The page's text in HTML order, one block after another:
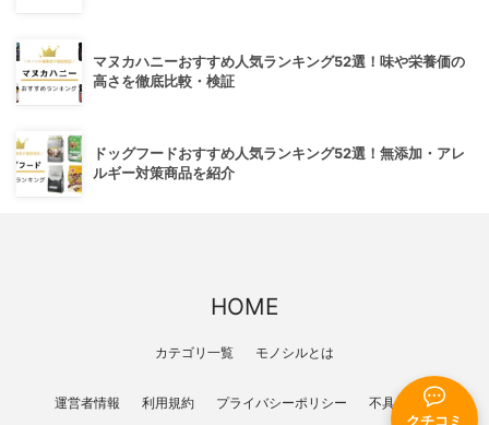
クチコミ
マヌカハニーおすすめ人気ランキング52選！味や栄養価の
高さを徹底比較・検証
ドッグフードおすすめ人気ランキング52選！無添加・アレ
ルギー対策商品を紹介
HOME
カテゴリ一覧 モノシルとは
運営者情報 利用規約 プライバシーポリシー 不具合報告